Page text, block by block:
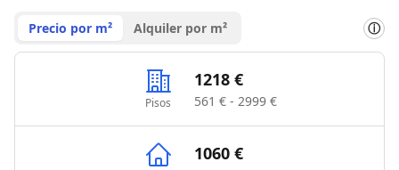
Precio por m² Alquiler por m² ⓘ
Pisos
1218 €
561 € - 2999 €
1060 €